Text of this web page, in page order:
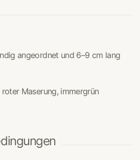
angeordnet und 6–9 cm lang
Maserung, immergrün